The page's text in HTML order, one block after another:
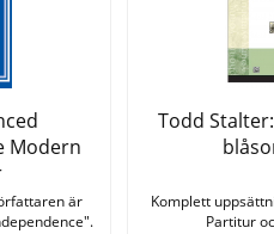
Modern
är
Todd
Komplett
Partitur